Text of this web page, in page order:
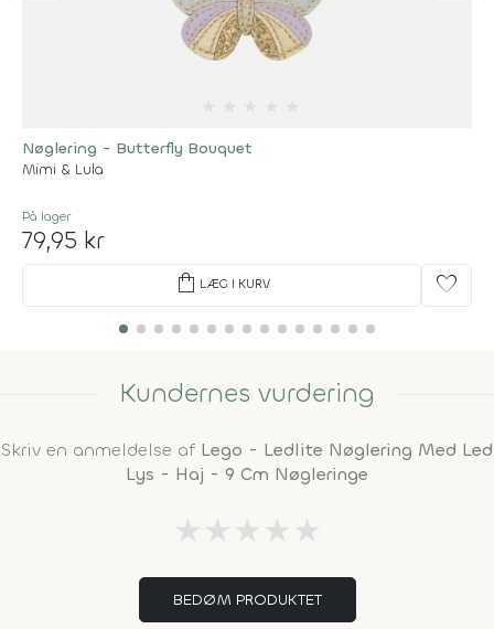
Nøglering - Butterfly Bouquet
Mimi & Lula
På lager
79,95 kr
shopping_bag LÆG I KURV favorite
Kundernes vurdering
Skriv en anmeldelse af Lego - Ledlite Nøglering Med Led
Lys - Haj - 9 Cm Nøgleringe
★ ★ ★ ★ ★
BEDØM PRODUKTET